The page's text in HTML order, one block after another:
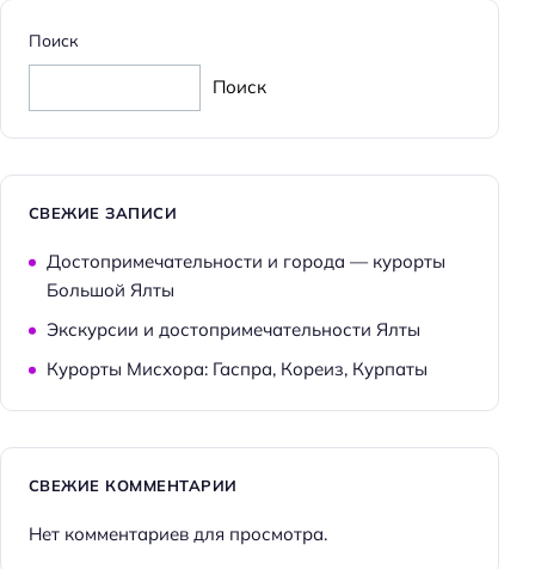
Бесплатная
Парковка
Хорошее место
Парковка
Поиск
Поиск
СВЕЖИЕ ЗАПИСИ
Достопримечательности и города — курорты
Большой Ялты
Экскурсии и достопримечательности Ялты
Курорты Мисхора: Гаспра, Кореиз, Курпаты
СВЕЖИЕ КОММЕНТАРИИ
Нет комментариев для просмотра.